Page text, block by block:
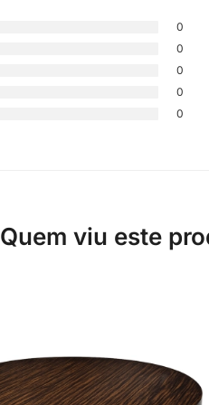
0
0
0
0
0
Quem viu este